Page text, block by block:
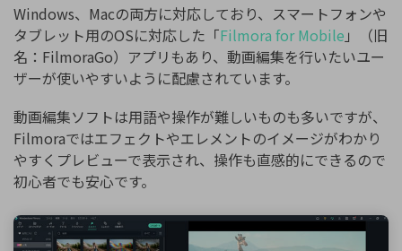
Windows、Macの両方に対応しており、スマートフォンや
タブレット用のOSに対応した「Filmora for Mobile 」（旧
名：FilmoraGo）アプリもあり、動画編集を行いたいユー
ザーが使いやすいように配慮されています。
動画編集ソフトは用語や操作が難しいものも多いですが、
Filmoraではエフェクトやエレメントのイメージがわかり
やすくプレビューで表示され、操作も直感的にできるので
初心者でも安心です。